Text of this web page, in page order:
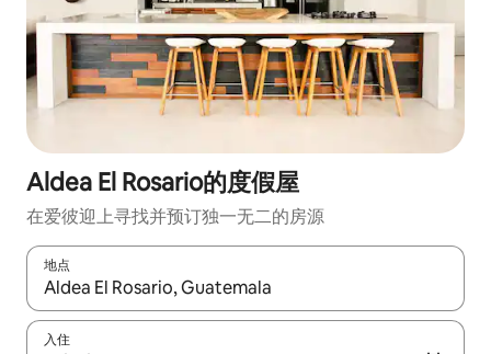
Aldea El Rosario的度假屋
在爱彼迎上寻找并预订独一无二的房源
地点
如有搜索结果，请使用上下方向键查看，或通过点击或滑动手势
入住